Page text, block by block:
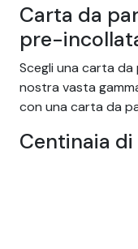
Carta da
pre-
Scegli una carta
nostra vasta
con una carta da
Centinaia
adesive facili da
tropicale, natura,